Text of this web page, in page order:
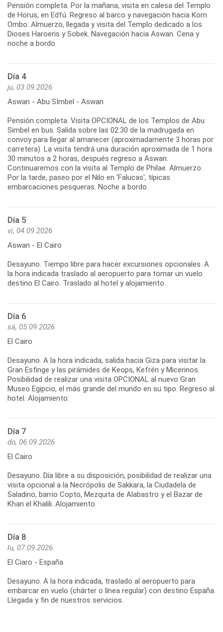
Pensión completa. Por la mañana, visita en calesa del Templo
de Horus, en Edfú. Regreso al barco y navegación hacia Kom
Ombo. Almuerzo, llegada y visita del Templo dedicado a los
Dioses Haroeris y Sobek. Navegación hacia Aswan. Cena y
noche a bordo.
Día 4
ju, 03.09.2026
Aswan - Abu SImbel - Aswan
Pensión completa. Visita OPCIONAL de los Templos de Abu
Simbel en bus. Salida sobre las 02:30 de la madrugada en
convoy para llegar al amanecer (aproximadamente 3 horas por
carretera). La visita tendrá una duración aproximada de 1 hora
30 minutos a 2 horas, después regreso a Aswan.
Continuaremos con la visita al Templo de Philae. Almuerzo.
Por la tarde, paseo por el Nilo en 'Falucas', típicas
embarcaciones pesqueras. Noche a bordo.
Día 5
vi, 04.09.2026
Aswan - El Cairo
Desayuno. Tiempo libre para hacer excursiones opcionales. A
la hora indicada traslado al aeropuerto para tomar un vuelo
destino El Cairo. Traslado al hotel y alojamiento.
Día 6
sá, 05.09.2026
El Cairo
Desayuno. A la hora indicada, salida hacia Giza para visitar la
Gran Esfinge y las pirámides de Keops, Kefrén y Micerinos.
Posibilidad de realizar una visita OPCIONAL al nuevo Gran
Museo Egipcio, el más grande del mundo en su tipo. Regreso al
hotel. Alojamiento.
Día 7
do, 06.09.2026
El Cairo
Desayuno. Día libre a su disposición, posibilidad de realizar una
visita opcional a la Necrópolis de Sakkara, la Ciudadela de
Saladino, barrio Copto, Mezquita de Alabastro y el Bazar de
Khan el Khalili. Alojamiento.
Día 8
lu, 07.09.2026
El Ciaro - España
Desayuno. A la hora indicada, traslado al aeropuerto para
embarcar en vuelo (chárter o línea regular) con destino España.
Llegada y fin de nuestros servicios.